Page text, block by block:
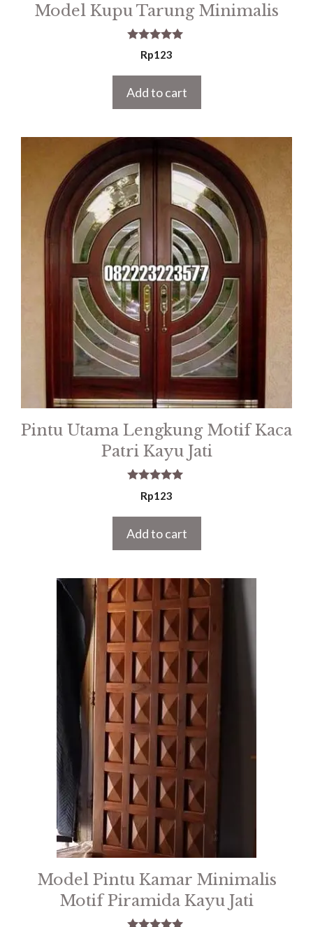
Model Kupu Tarung Minimalis
5.00
out of 5
Rp123
Add to cart
Pintu Utama Lengkung Motif Kaca
Patri Kayu Jati
5.00
out of 5
Rp123
Add to cart
Model Pintu Kamar Minimalis
Motif Piramida Kayu Jati